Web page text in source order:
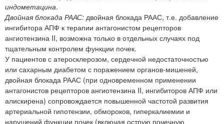
индометацина.
Двойная блокада РААС: двойная блокада РААС, т.е. добавление
ингибитора АПФ к терапии антагонистом рецепторов
ангиотензина II, возможна только в отдельных случаях под
тщательным контролем функции почек.
У пациентов с атеросклерозом, сердечной недостаточностью
или сахарным диабетом с поражением органов-мишеней,
двойная блокада РААС (при одновременном применении
антагонистов рецепторов ангиотензина II, ингибиторов АПФ или
алискирена) сопровождается повышенной частотой развития
артериальной гипотензии, обмороков, гиперкалиемии и
нарушений функции почек (включая острую почечную